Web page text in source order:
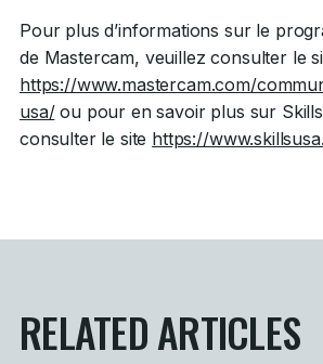
Pour plus d’informations sur le
de Mastercam, veuillez consulter le
https://www.mastercam.com/
usa/ou pour en savoir plus sur
consulter le site https://
RELATED ARTICLES